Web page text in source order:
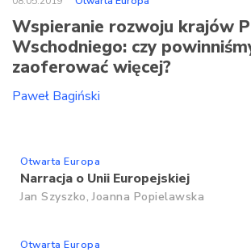
Wspieranie rozwoju krajów
Wschodniego: czy
zaoferować więcej?
Paweł Bagiński
Otwarta Europa
Narracja o Unii Europejskiej
Jan Szyszko, Joanna Popielawska
Otwarta Europa